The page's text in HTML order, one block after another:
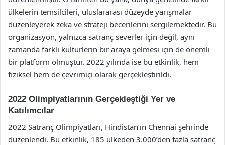
ülkelerin temsilcileri, uluslararası düzeyde yarışmalar
düzenleyerek zeka ve strateji becerilerini sergilemektedir. Bu
organizasyon, yalnızca satranç severler için değil, aynı
zamanda farklı kültürlerin bir araya gelmesi için de önemli
bir platform olmuştur. 2022 yılında ise bu etkinlik, hem
fiziksel hem de çevrimiçi olarak gerçekleştirildi.
2022 Olimpiyatlarının Gerçekleştiği Yer ve
Katılımcılar
2022 Satranç Olimpiyatları, Hindistan’ın Chennai şehrinde
düzenlendi. Bu etkinlik, 185 ülkeden 3.000’den fazla satranç